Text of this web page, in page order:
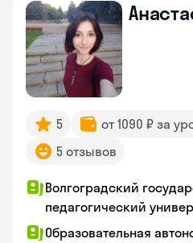
5 от 1090 ₽ за
5 отзывов
Волгоградский
педагогический
Образовательная